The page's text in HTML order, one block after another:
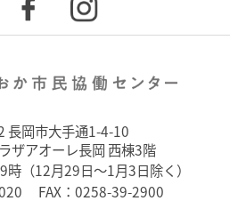
長岡市大手通1-4-10
ザアオーレ長岡 西棟3階
（12月29日～1月3日除く）
FAX：0258-39-2900